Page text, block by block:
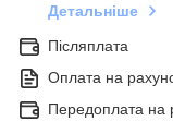
Детальніше
Післяплата
Оплата на
Передоплата на